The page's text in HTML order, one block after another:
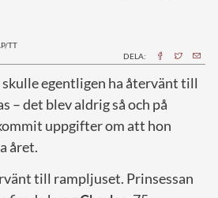
TT
DELA:
skulle egentligen ha återvänt till
– det blev aldrig så och på
uppgifter om att hon
året.
till rampljuset. Prinsessan